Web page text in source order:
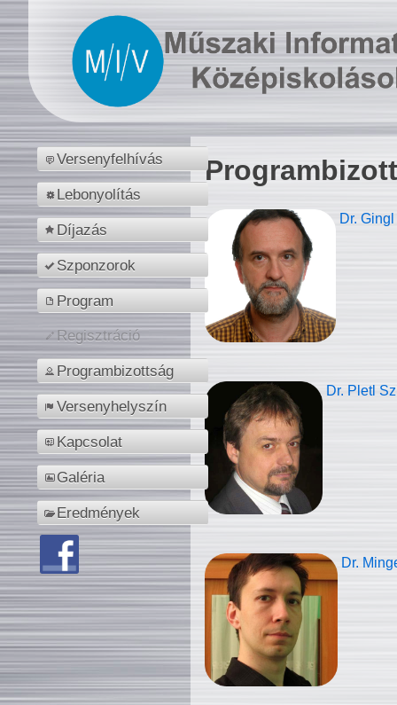
Versenyfelhívás
Lebonyolítás
Díjazás
Szponzorok
Program
Regisztráció
Programbizottság
Versenyhelyszín
Kapcsolat
Galéria
Eredmények
Dr.
Dr. Pletl
Dr.